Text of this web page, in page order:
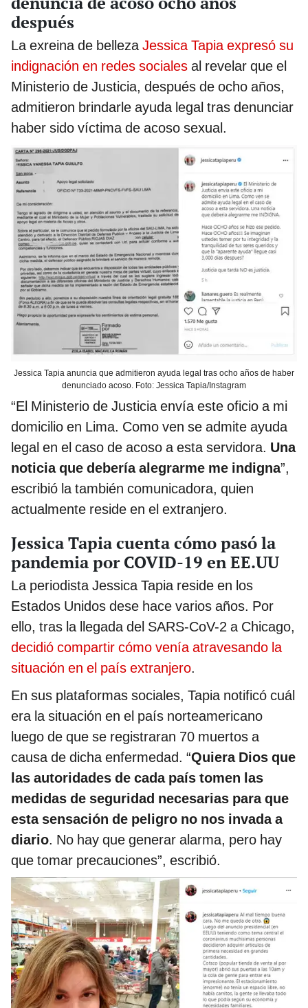
después
La exreina de bellezaJessica Tapia expresó su
indignación en redes sociales al revelar que el
Ministerio de Justicia, después de ocho años,
admitieron brindarle ayuda legal tras denunciar
haber sido víctima de acoso sexual.
Jessica Tapia anuncia que admitieron ayuda legal tras ocho años de haber
denunciado acoso. Foto: Jessica Tapia/Instagram
“El Ministerio de Justicia envía este oficio a mi
domicilio en Lima. Como ven se admite ayuda
legal en el caso de acoso a esta servidora. Una
noticia que debería alegrarme me indigna”,
escribió la también comunicadora, quien
actualmente reside en el extranjero.
Jessica Tapia cuenta cómo pasó la
pandemia por COVID-19 en EE.UU
La periodista Jessica Tapia reside en los
Estados Unidos dese hace varios años. Por
ello, tras la llegada del SARS-CoV-2 a Chicago,
decidió compartir cómo venía atravesando la
situación en el país extranjero.
En sus plataformas sociales, Tapia notificó cuál
era la situación en el país norteamericano
luego de que se registraran 70 muertos a
causa de dicha enfermedad. “Quiera Dios que
las autoridades de cada país tomen las
medidas de seguridad necesarias para que
esta sensación de peligro no nos invada a
diario. No hay que generar alarma, pero hay
que tomar precauciones”, escribió.